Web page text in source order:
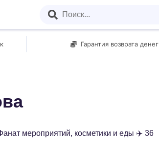
Гарантия возврата денег
мероприятий, косметики и еды ✈️ 36